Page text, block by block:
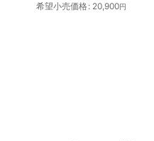
希望小売価格: 20,900円